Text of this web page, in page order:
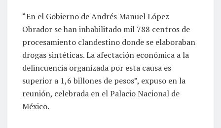
“En el Gobierno de Andrés Manuel López
Obrador se han inhabilitado mil 788 centros de
procesamiento clandestino donde se elaboraban
drogas sintéticas. La afectación económica a la
delincuencia organizada por esta causa es
superior a 1,6 billones de pesos”, expuso en la
reunión, celebrada en el Palacio Nacional de
México.